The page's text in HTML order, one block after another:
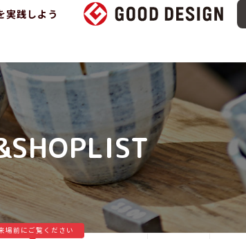
実践しよう
場前にご覧ください